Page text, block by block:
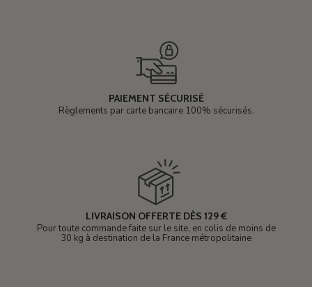
PAIEMENT SÉCURISÉ
Règlements par carte bancaire 100% sécurisés.
LIVRAISON OFFERTE DÈS 129 €
Pour toute commande faite sur le site, en colis de moins de
30 kg à destination de la France métropolitaine